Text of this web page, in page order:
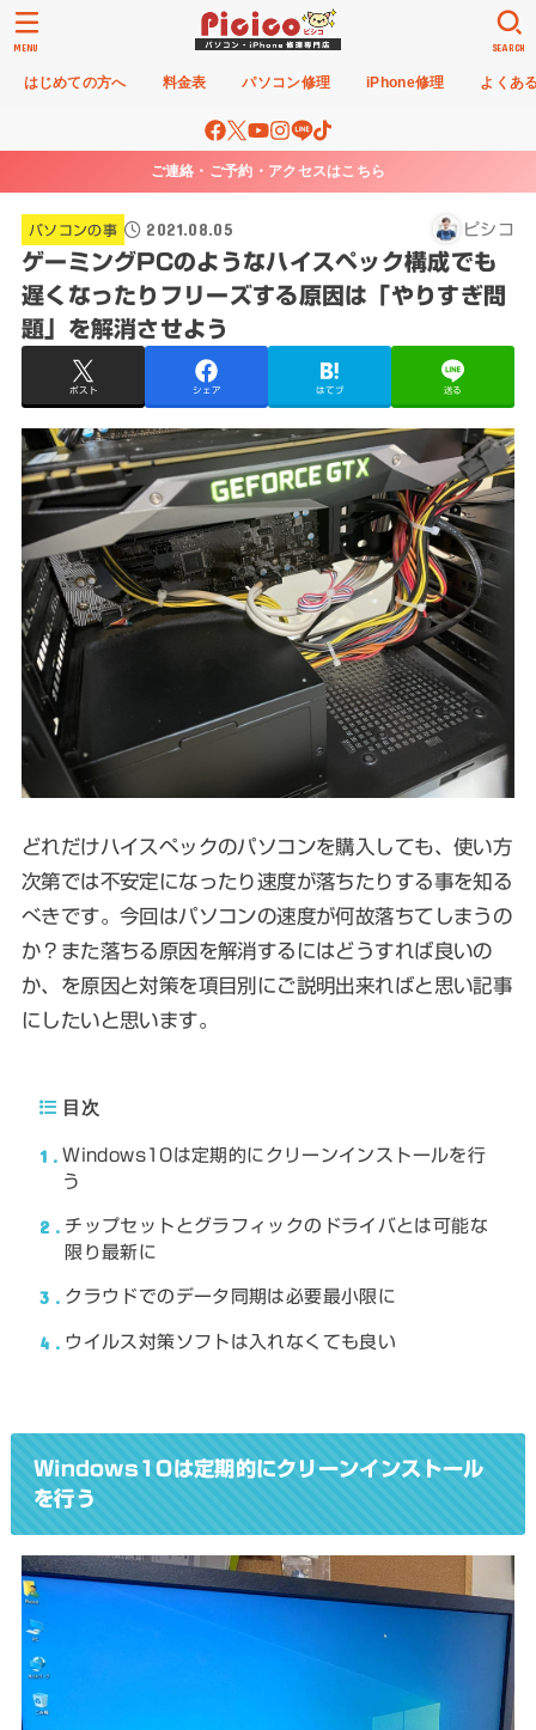
はじめての方へ 料金表 パソコン修理 iPhone修理 よくあ
SEARCH
MENU
ご連絡・ご予約・アクセスはこちら
パソコンの事 2021.08.05 ピシコ
ゲーミングPCのようなハイスペック構成でも
遅くなったりフリーズする原因は「やりすぎ問
題」を解消させよう
ポスト シェア はてブ 送る
どれだけハイスペックのパソコンを購入しても、使い方
次第では不安定になったり速度が落ちたりする事を知る
べきです。今回はパソコンの速度が何故落ちてしまうの
か？また落ちる原因を解消するにはどうすれば良いの
か、を原因と対策を項目別にご説明出来ればと思い記事
にしたいと思います。
目次
1
Windows10は定期的にクリーンインストールを行
う
2
チップセットとグラフィックのドライバとは可能な
限り最新に
3 クラウドでのデータ同期は必要最小限に
4 ウイルス対策ソフトは入れなくても良い
Windows10は定期的にクリーンインストール
を行う